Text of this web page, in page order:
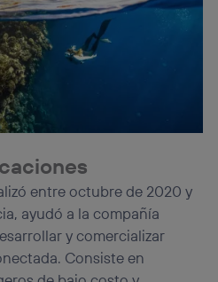
entre octubre de 2020 y
ayudó a la compañía
y comercializar
Consiste en